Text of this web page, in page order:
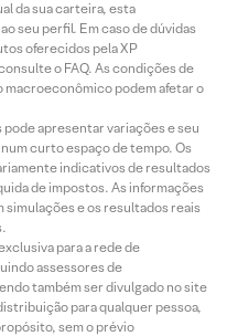
da sua carteira, esta
seu perfil. Em caso de dúvidas
oferecidos pela XP
o FAQ. As condições de
macroeconômico podem afetar o
apresentar variações e seu
curto espaço de tempo. Os
indicativos de resultados
de impostos. As informações
simulações e os resultados reais
para a rede de
assessores de
também ser divulgado no site
para qualquer pessoa,
sem o prévio